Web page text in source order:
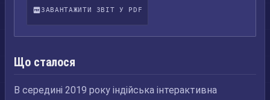
ЗАВАНТАЖИТИ ЗВІТ У PDF
Що сталося
В середині 2019 року індійська інтерактивна